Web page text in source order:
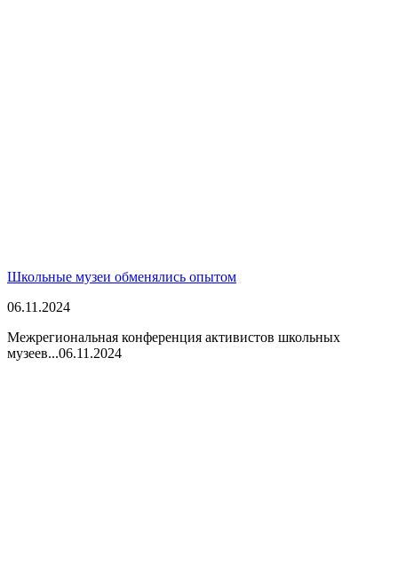
Школьные музеи обменялись опытом
06.11.2024
Межрегиональная конференция активистов школьных
музеев...06.11.2024